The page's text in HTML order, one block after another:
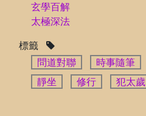
玄學百解
太極深法
標籤
問道對聯
時事隨筆
靜坐
修行 犯太歲